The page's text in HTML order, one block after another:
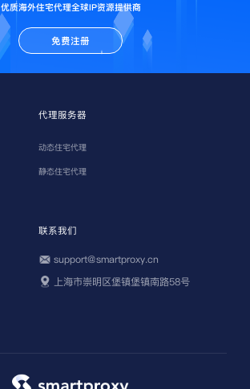
优质海外住宅代理全球IP资源提供商
免费注册
代理服务器
动态住宅代理
静态住宅代理
联系我们
support@smartproxy.cn
上海市崇明区堡镇堡镇南路58号